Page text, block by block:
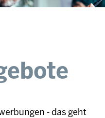
- das geht